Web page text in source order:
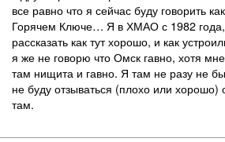
все равно что я сейчас буду говорить
Горячем Ключе… Я в ХМАО с 1982
рассказать как тут хорошо, и как
я же не говорю что Омск гавно, хотя
там нищита и гавно. Я там не разу не
не буду отзываться (плохо или
там.